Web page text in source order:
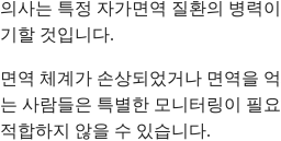
의사는 특정 자가면역 질환의 병력
기할 것입니다.
면역 체계가 손상되었거나 면역을
는 사람들은 특별한 모니터링이 필
적합하지 않을 수 있습니다.